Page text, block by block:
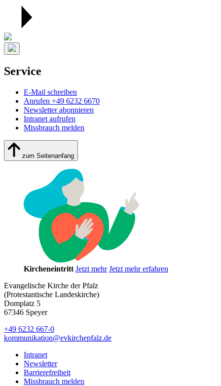
Service
E-Mail schreiben
Anrufen +49 6232 6670
Newsletter abonnieren
Intranet aufrufen
Missbrauch melden
zum Seitenanfang
Kircheneintritt Jetzt mehr Jetzt mehr erfahren
Evangelische Kirche der Pfalz
(Protestantische Landeskirche)
Domplatz 5
67346 Speyer
+49 6232 667-0
kommunikation@evkirchepfalz.de
Intranet
Newsletter
Barrierefreiheit
Missbrauch melden